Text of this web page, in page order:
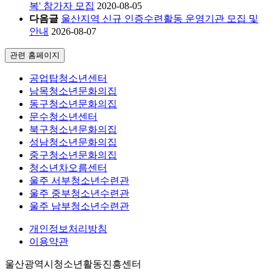
복' 참가자 모집 2020-08-05
다음글 울산지역 신규 인증수련활동 운영기관 모집 및
안내 2026-08-07
관련 홈페이지
공업탑청소년센터
남목청소년문화의집
동구청소년문화의집
문수청소년센터
북구청소년문화의집
성남청소년문화의집
중구청소년문화의집
청소년차오름센터
울주 서부청소년수련관
울주 중부청소년수련관
울주 남부청소년수련관
개인정보처리방침
이용약관
울산광역시청소년활동진흥센터